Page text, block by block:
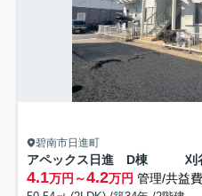
碧南市日進町
4.1万円～4.2万円 管理/共益